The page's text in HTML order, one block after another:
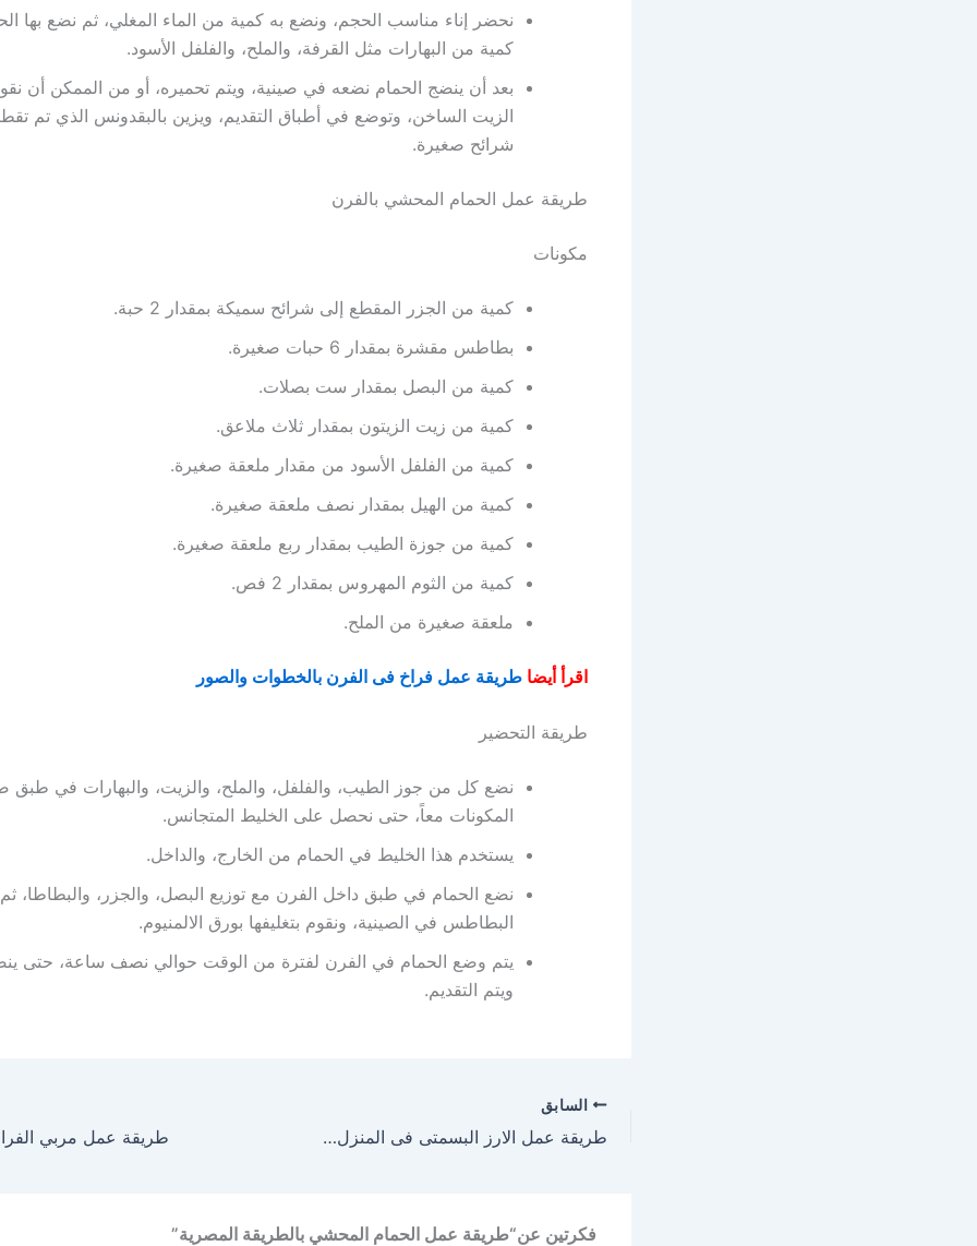
نحضر إناء مناسب الحجم، ونضع به كمية من الماء المغلي، ثم نضع بها
كمية من البهارات مثل القرفة، والملح، والفلفل الأسود.
بعد أن ينضج الحمام نضعه في صينية، ويتم تحميره، أو من الممكن أن
الزيت الساخن، وتوضع في أطباق التقديم، ويزين بالبقدونس الذي تم
شرائح صغيرة.
طريقة عمل الحمام المحشي بالفرن
مكونات
كمية من الجزر المقطع إلى شرائح سميكة بمقدار 2 حبة.
بطاطس مقشرة بمقدار 6 حبات صغيرة.
كمية من البصل بمقدار ست بصلات.
كمية من زيت الزيتون بمقدار ثلاث ملاعق.
كمية من الفلفل الأسود من مقدار ملعقة صغيرة.
كمية من الهيل بمقدار نصف ملعقة صغيرة.
كمية من جوزة الطيب بمقدار ربع ملعقة صغيرة.
كمية من الثوم المهروس بمقدار 2 فص.
ملعقة صغيرة من الملح.
اقرأ أيضا طريقة عمل فراخ فى الفرن بالخطوات والصور
طريقة التحضير
نضع كل من جوز الطيب، والفلفل، والملح، والزيت، والبهارات في طبق
المكونات معاً، حتى نحصل على الخليط المتجانس.
يستخدم هذا الخليط في الحمام من الخارج، والداخل.
نضع الحمام في طبق داخل الفرن مع توزيع البصل، والجزر، والبطاطا،
البطاطس في الصينية، ونقوم بتغليفها بورق الالمنيوم.
يتم وضع الحمام في الفرن لفترة من الوقت حوالي نصف ساعة، حتى
ويتم التقديم.
السابق
طريقة عمل الارز البسمتى فى المنزل بسهوله
فكرتين عن“طريقة عمل الحمام المحشي بالطريقة المصرية”